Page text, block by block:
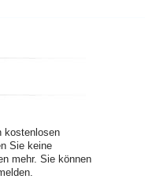
kostenlosen
Sie keine
mehr. Sie können